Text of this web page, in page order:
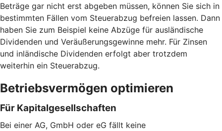
Beträge gar nicht erst abgeben müssen, können Sie sich in
bestimmten Fällen vom Steuerabzug befreien lassen. Dann
haben Sie zum Beispiel keine Abzüge für ausländische
Dividenden und Veräußerungsgewinne mehr. Für Zinsen
und inländische Dividenden erfolgt aber trotzdem
weiterhin ein Steuerabzug.
Betriebsvermögen optimieren
Für Kapitalgesellschaften
Bei einer AG, GmbH oder eG fällt keine